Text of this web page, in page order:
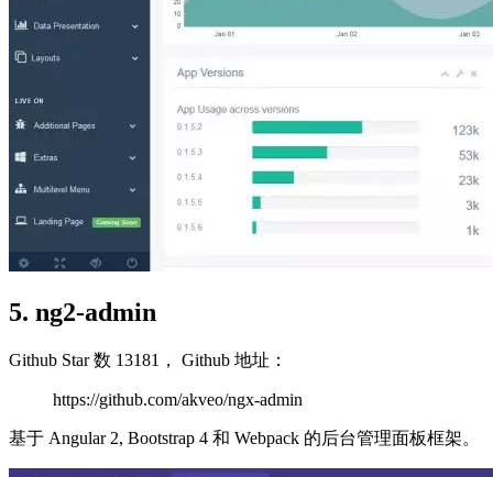
5. ng2-admin
Github Star 数 13181， Github 地址：
https://github.com/akveo/ngx-admin
基于 Angular 2, Bootstrap 4 和 Webpack 的后台管理面板框架。